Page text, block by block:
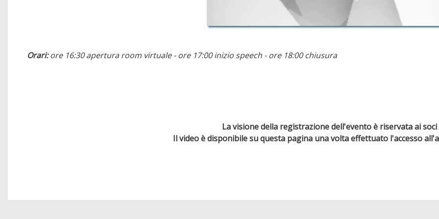
Orari:ore 16:30 apertura room virtuale - ore 17:00 inizio speech - ore 18:00 chiusura
La visione della registrazione dell'evento è riservata ai soci
Il video è disponibile su questa pagina una volta effettuato l'accesso